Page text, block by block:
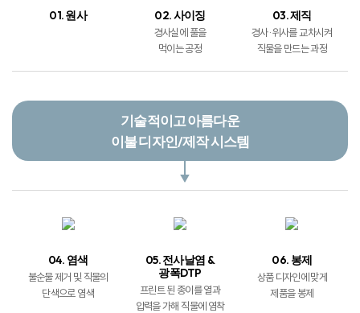
01. 원사 02. 사이징
경사실에 풀을
먹이는 공정
03. 제직
경사 · 위사를 교차시켜
직물을 만드는 과정
기술적이고 아름다운
이불 디자인/제작 시스템
04. 염색
불순물 제거 및 직물의
단색으로 염색
05. 전사날염 &
광폭DTP
프린트 된 종이를 열과
압력을 가해 직물에 염착
06. 봉제
상품 디자인에 맞게
제품을 봉제